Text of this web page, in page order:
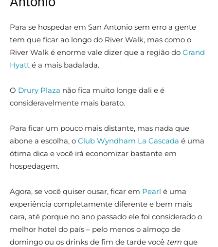
Para se hospedar em San Antonio sem erro a gente
tem que ficar ao longo do River Walk, mas como o
River Walk é enorme vale dizer que a região do Grand
Hyatt é a mais badalada.
O Drury Plaza não fica muito longe dali e é
consideravelmente mais barato.
Para ficar um pouco mais distante, mas nada que
abone a escolha, o Club Wyndham La Cascada é uma
ótima dica e você irá economizar bastante em
hospedagem.
Agora, se você quiser ousar, ficar em Pearl é uma
experiência completamente diferente e bem mais
cara, até porque no ano passado ele foi considerado o
melhor hotel do país – pelo menos o almoço de
domingo ou os drinks de fim de tarde você tem que